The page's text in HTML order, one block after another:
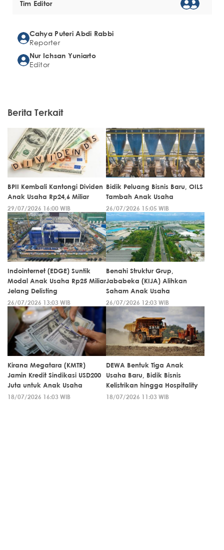
Tim Editor
Cahya Puteri Abdi Rabbi
Reporter
Nur Ichsan Yuniarto
Editor
Berita Terkait
BPII Kembali Kantongi Dividen
Anak Usaha Rp24,6 Miliar
29/07/2026 16:00 WIB
Bidik Peluang Bisnis Baru, OILS
Tambah Anak Usaha
26/07/2026 15:05 WIB
Indointernet (EDGE) Suntik
Modal Anak Usaha Rp25 Miliar
Jelang Delisting
26/07/2026 13:03 WIB
Benahi Struktur Grup,
Jababeka (KIJA) Alihkan
Saham Anak Usaha
26/07/2026 12:03 WIB
Kirana Megatara (KMTR)
Jamin Kredit Sindikasi USD200
Juta untuk Anak Usaha
18/07/2026 16:03 WIB
DEWA Bentuk Tiga Anak
Usaha Baru, Bidik Bisnis
Kelistrikan hingga Hospitality
18/07/2026 11:03 WIB